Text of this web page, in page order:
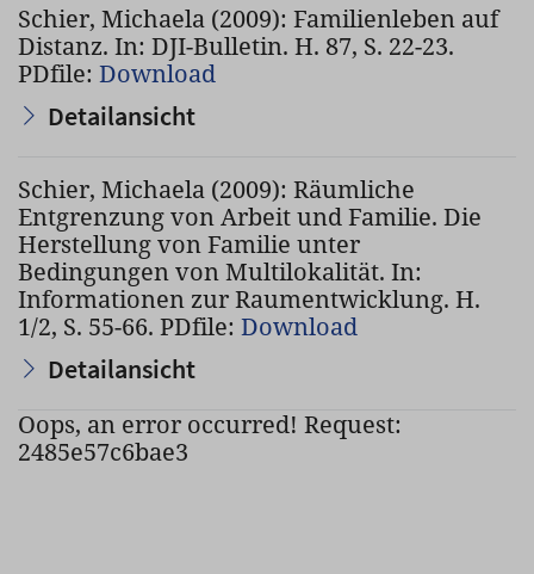
Schier, Michaela (2009): Familienleben auf
Distanz. In: DJI-Bulletin. H. 87, S. 22-23.
PDfile: Download
Detailansicht
Schier, Michaela (2009): Räumliche
Entgrenzung von Arbeit und Familie. Die
Herstellung von Familie unter
Bedingungen von Multilokalität. In:
Informationen zur Raumentwicklung. H.
1/2, S. 55-66. PDfile: Download
Detailansicht
Oops, an error occurred! Request:
2485e57c6bae3